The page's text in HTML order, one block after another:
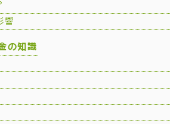
響
の知識